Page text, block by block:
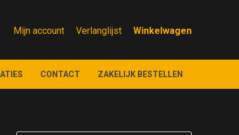
Mijn account Verlanglijst
CONTACT ZAKELIJK BESTELLEN